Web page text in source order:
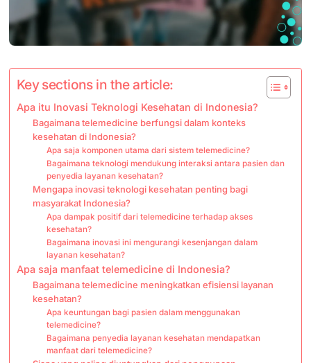
Key sections in the article:
Apa itu Inovasi Teknologi Kesehatan di Indonesia?
Bagaimana telemedicine berfungsi dalam konteks
kesehatan di Indonesia?
Apa saja komponen utama dari sistem telemedicine?
Bagaimana teknologi mendukung interaksi antara pasien dan
penyedia layanan kesehatan?
Mengapa inovasi teknologi kesehatan penting bagi
masyarakat Indonesia?
Apa dampak positif dari telemedicine terhadap akses
kesehatan?
Bagaimana inovasi ini mengurangi kesenjangan dalam
layanan kesehatan?
Apa saja manfaat telemedicine di Indonesia?
Bagaimana telemedicine meningkatkan efisiensi layanan
kesehatan?
Apa keuntungan bagi pasien dalam menggunakan
telemedicine?
Bagaimana penyedia layanan kesehatan mendapatkan
manfaat dari telemedicine?